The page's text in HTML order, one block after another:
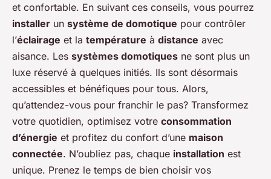
et confortable. En suivant ces conseils, vous pourrez
installer un système de domotique pour contrôler
l’éclairage et la température à distance avec
aisance. Les systèmes domotiques ne sont plus un
luxe réservé à quelques initiés. Ils sont désormais
accessibles et bénéfiques pour tous. Alors,
qu’attendez-vous pour franchir le pas? Transformez
votre quotidien, optimisez votre consommation
d’énergie et profitez du confort d’une maison
connectée. N’oubliez pas, chaque installation est
unique. Prenez le temps de bien choisir vos